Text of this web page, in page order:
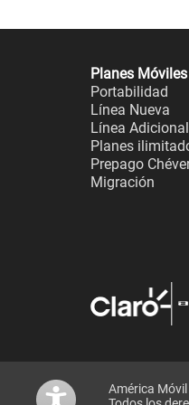
Planes Móviles
Portabilidad
Línea Nueva
Línea Adicional
Planes
Prepago
Migración
América